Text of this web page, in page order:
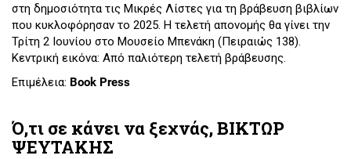
στη δημοσιότητα τις Μικρές Λίστες για τη βράβευση βιβλίων
που κυκλοφόρησαν το 2025. Η τελετή απονομής θα γίνει την
Τρίτη 2 Ιουνίου στο Μουσείο Μπενάκη (Πειραιώς 138).
Κεντρική εικόνα: Από παλιότερη τελετή βράβευσης.
Επιμέλεια: Book Press
Ό,τι σε κάνει να ξεχνάς, ΒΙΚΤΩΡ
ΨΕΥΤΑΚΗΣ